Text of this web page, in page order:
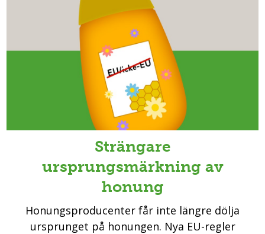
Strängare
ursprungsmärkning av
honung
Honungsproducenter får inte längre dölja
ursprunget på honungen. Nya EU-regler